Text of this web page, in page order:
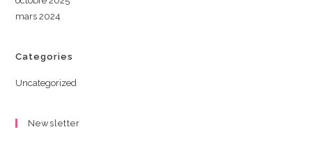
mars 2024
Categories
Uncategorized
Newsletter